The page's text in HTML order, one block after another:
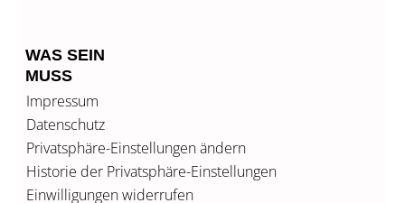
WAS SEIN
MUSS
Impressum
Datenschutz
Privatsphäre-Einstellungen ändern
Historie der Privatsphäre-Einstellungen
Einwilligungen widerrufen